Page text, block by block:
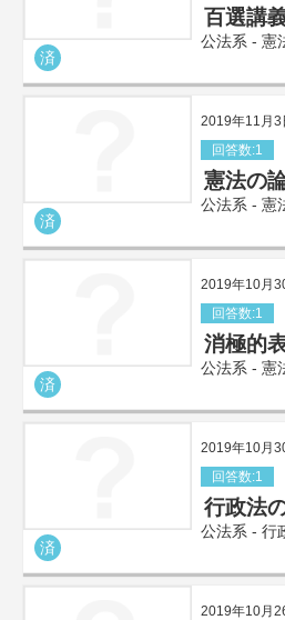
百選講
公法系 - 憲
済
2019年11月3
回答数:1
憲法の
公法系 - 憲
済
2019年10月
回答数:1
消極的
公法系 - 憲
済
2019年10月
回答数:1
行政法
公法系 - 行
済
2019年10月